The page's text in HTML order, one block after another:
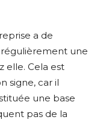
a de
une
elle. Cela est
signe, car il
une base
pas de la